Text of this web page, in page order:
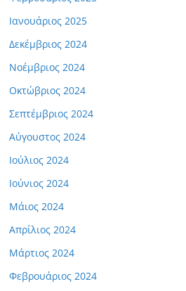
Ιανουάριος 2025
Δεκέμβριος 2024
Νοέμβριος 2024
Οκτώβριος 2024
Σεπτέμβριος 2024
Αύγουστος 2024
Ιούλιος 2024
Ιούνιος 2024
Μάιος 2024
Απρίλιος 2024
Μάρτιος 2024
Φεβρουάριος 2024